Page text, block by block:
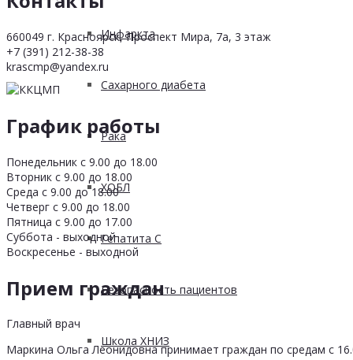
Инфаркта
Сахарного диабета
Рака
ХОБЛ
Гепатита С
Безопасность пациентов
Школа ХНИЗ
660049 г. Красноярск, Проспект Мира, 7а, 3 этаж
+7 (391) 212-38-38
krascmp@yandex.ru
График работы
Понедельник с 9.00 до 18.00
Вторник с 9.00 до 18.00
Среда с 9.00 до 18.00
Четверг с 9.00 до 18.00
Пятница с 9.00 до 17.00
Суббота - выходной
Воскресенье - выходной
Прием граждан
Главный врач
Маркина Ольга Леонидовна принимает граждан по средам с